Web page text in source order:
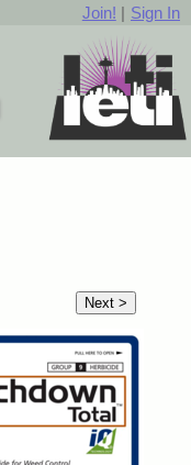
Join! | Sign In
Next >